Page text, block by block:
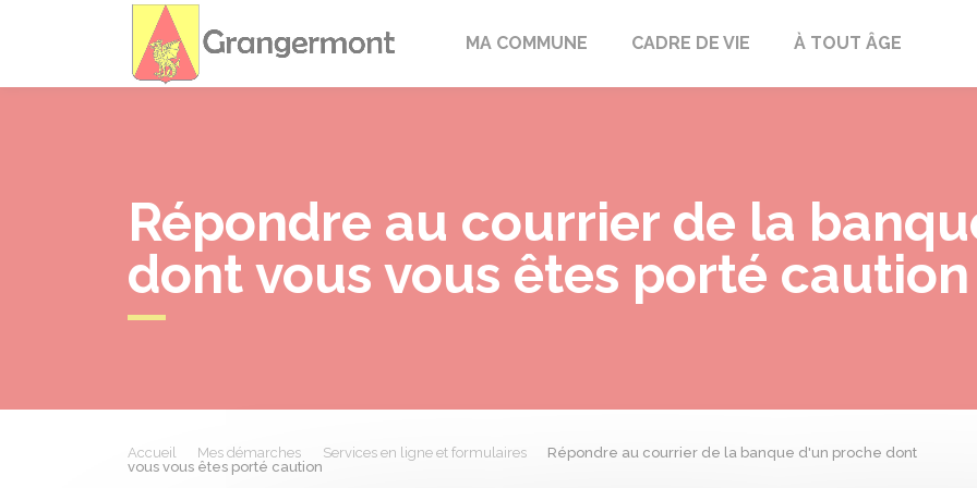
Grangermont
MA COMMUNE CADRE DE VIE À TOUT ÂGE
Répondre au courrier de la
dont vous vous êtes porté caution
Accueil Mes démarches Services en ligne et formulaires
Répondre au courrier de la banque d'un proche dont
vous vous êtes porté caution